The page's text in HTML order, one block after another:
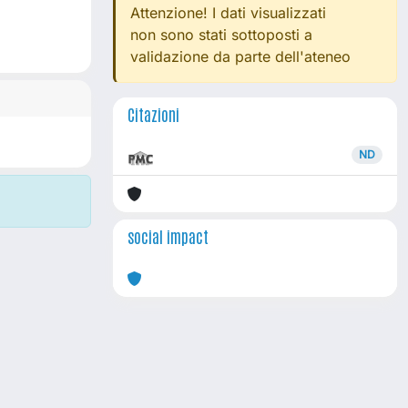
Attenzione! I dati visualizzati
non sono stati sottoposti a
validazione da parte dell'ateneo
Citazioni
ND
social impact